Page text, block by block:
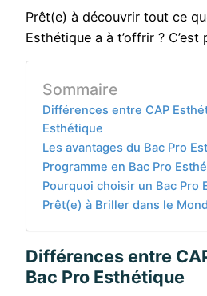
Prêt(e) à découvrir tout ce
Esthétique a à t’offrir ? C’est
Sommaire
Différences entre CAP
Esthétique
Les avantages du Bac Pro
Programme en Bac Pro
Pourquoi choisir un Bac Pro
Prêt(e) à Briller dans le
Différences entre
Bac Pro Esthétique